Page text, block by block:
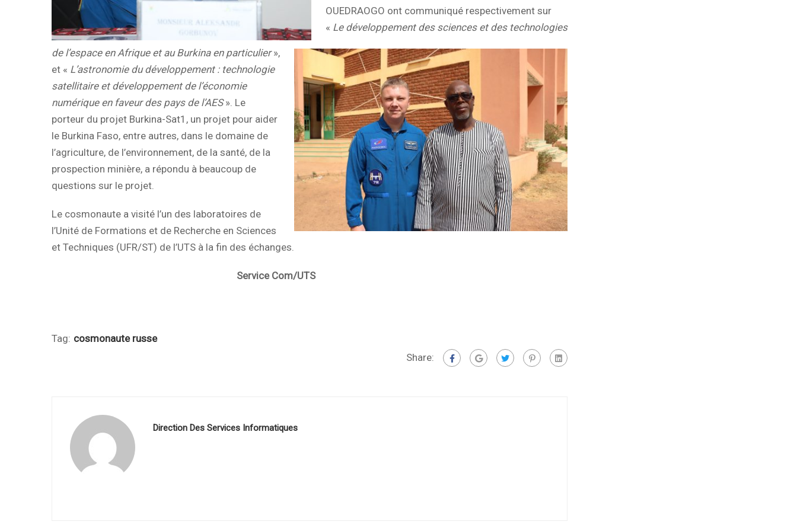
OUEDRAOGO ont communiqué respectivement sur
« Le développement des sciences et des technologies
de l’espace en Afrique et au Burkina en particulier»,
et « L’astronomie du développement : technologie
satellitaire et développement de l’économie
numérique en faveur des pays de l’AES». Le
porteur du projet Burkina-Sat1, un projet pour aider
le Burkina Faso, entre autres, dans le domaine de
l’agriculture, de l’environnement, de la santé, de la
prospection minière, a répondu à beaucoup de
questions sur le projet.
Le cosmonaute a visité l’un des laboratoires de
l’Unité de Formations et de Recherche en Sciences
et Techniques (UFR/ST) de l’UTS à la fin des échanges.
Service Com/UTS
Tag: cosmonaute russe
Share:
Direction Des Services Informatiques